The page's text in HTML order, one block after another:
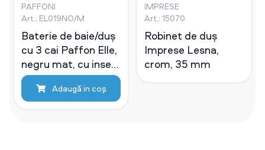
PAFFONI
Art.: EL019NO/M
Baterie de baie/duș
cu 3 cai Paffon Elle,
negru mat, cu insert
metalic
Adaugă in coş
IMPRESE
Art.: 15070
Robinet de duș
Imprese Lesna,
crom, 35 mm